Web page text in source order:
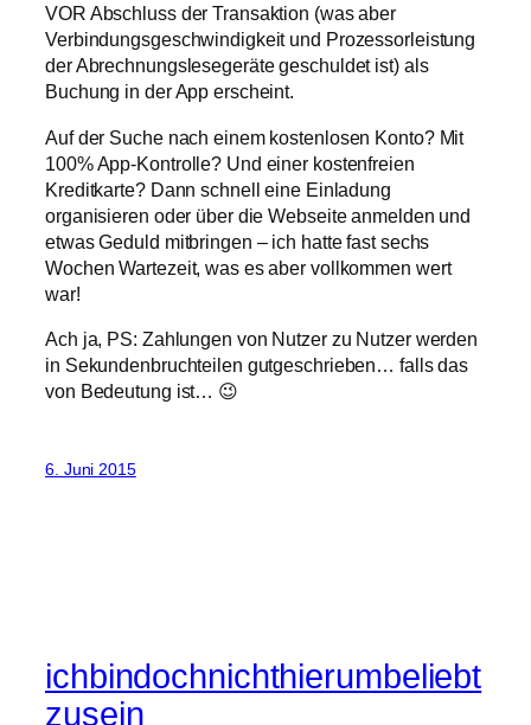
VOR Abschluss der Transaktion (was aber
Verbindungsgeschwindigkeit und Prozessorleistung
der Abrechnungslesegeräte geschuldet ist) als
Buchung in der App erscheint.
Auf der Suche nach einem kostenlosen Konto? Mit
100% App-Kontrolle? Und einer kostenfreien
Kreditkarte? Dann schnell eine Einladung
organisieren oder über die Webseite anmelden und
etwas Geduld mitbringen – ich hatte fast sechs
Wochen Wartezeit, was es aber vollkommen wert
war!
Ach ja, PS: Zahlungen von Nutzer zu Nutzer werden
in Sekundenbruchteilen gutgeschrieben… falls das
von Bedeutung ist… 😉
6. Juni 2015
ichbindochnichthierumbeliebt
zusein